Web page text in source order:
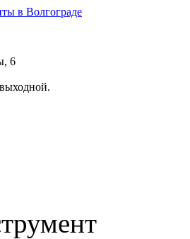
в Волгограде
6